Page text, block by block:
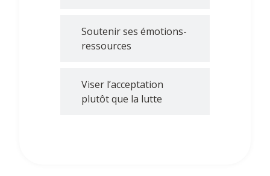
Soutenir ses émotions-
ressources
Viser l’acceptation
plutôt que la lutte